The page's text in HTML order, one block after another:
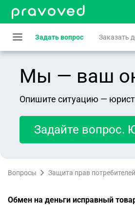
Задать вопрос Заказать
Мы — ваш
Опишите ситуацию —
Задайте вопрос.
Вопросы Защита прав потребителей
Обмен на деньги исправный